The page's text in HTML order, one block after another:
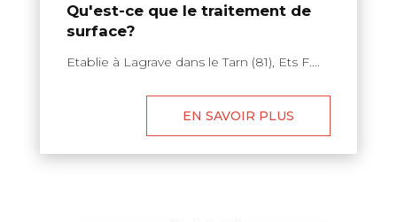
Qu'est-ce que le traitement de
surface?
Etablie à Lagrave dans le Tarn (81), Ets F....
EN SAVOIR PLUS